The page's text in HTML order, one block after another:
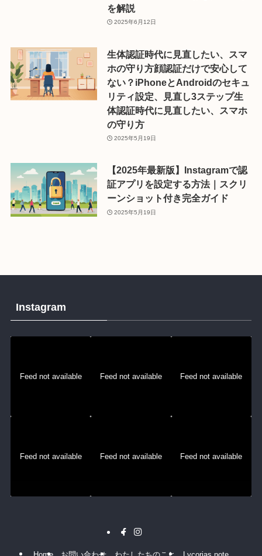
を解説
2025年6月12日
生体認証時代に見直したい、スマ
ホの守り方顔認証だけで安心して
ない？iPhoneとAndroidのセキュ
リティ設定、見直し3ステップ生
体認証時代に見直したい、スマホ
の守り方
2025年5月19日
【2025年最新版】Instagramで認
証アプリを設定する方法｜スクリ
ーンショット付き完全ガイド
2025年5月19日
Instagram
Feed not available Feed not available Feed not available
Feed not available Feed not available Feed not available